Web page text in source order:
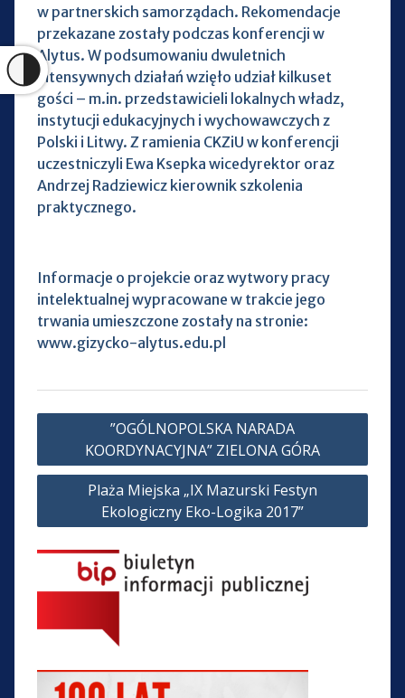
w partnerskich samorządach. Rekomendacje
przekazane zostały podczas konferencji w
Alytus. W podsumowaniu dwuletnich
intensywnych działań wzięło udział kilkuset
gości – m.in. przedstawicieli lokalnych władz,
instytucji edukacyjnych i wychowawczych z
Polski i Litwy. Z ramienia CKZiU w konferencji
uczestniczyli Ewa Ksepka wicedyrektor oraz
Andrzej Radziewicz kierownik szkolenia
praktycznego.
Informacje o projekcie oraz wytwory pracy
intelektualnej wypracowane w trakcie jego
trwania umieszczone zostały na stronie:
www.gizycko-alytus.edu.pl
Nawigacja
”OGÓLNOPOLSKA NARADA
KOORDYNACYJNA” ZIELONA GÓRA
Plaża Miejska „IX Mazurski Festyn
Ekologiczny Eko-Logika 2017”